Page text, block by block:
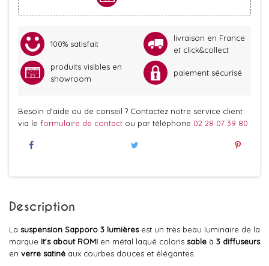
100% satisfait
livraison en France
et click&collect
produits visibles en
showroom
paiement sécurisé
Besoin d'aide ou de conseil ? Contactez notre service client
via le formulaire de contact ou par téléphone 02 28 07 39 80
Description
La suspension Sapporo 3 lumières est un très beau luminaire de la
marque It's about ROMI en métal laqué coloris sable à 3 diffuseurs
en verre satiné aux courbes douces et élégantes.